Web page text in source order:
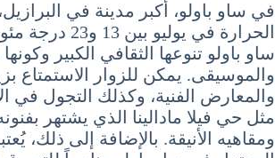
في ساو باولو، أكبر مدينة في
الحرارة في يوليو
ساو باولو تنوعها الثقافي الكبير
والموسيقى. يمكن للزوار الاستمتاع
والمعارض الفنية، وكذلك التجول في
مثل حي فيلا مادالينا الذي يشتهر
ومقاهيه الأنيقة. بالإضافة إلى ذلك،